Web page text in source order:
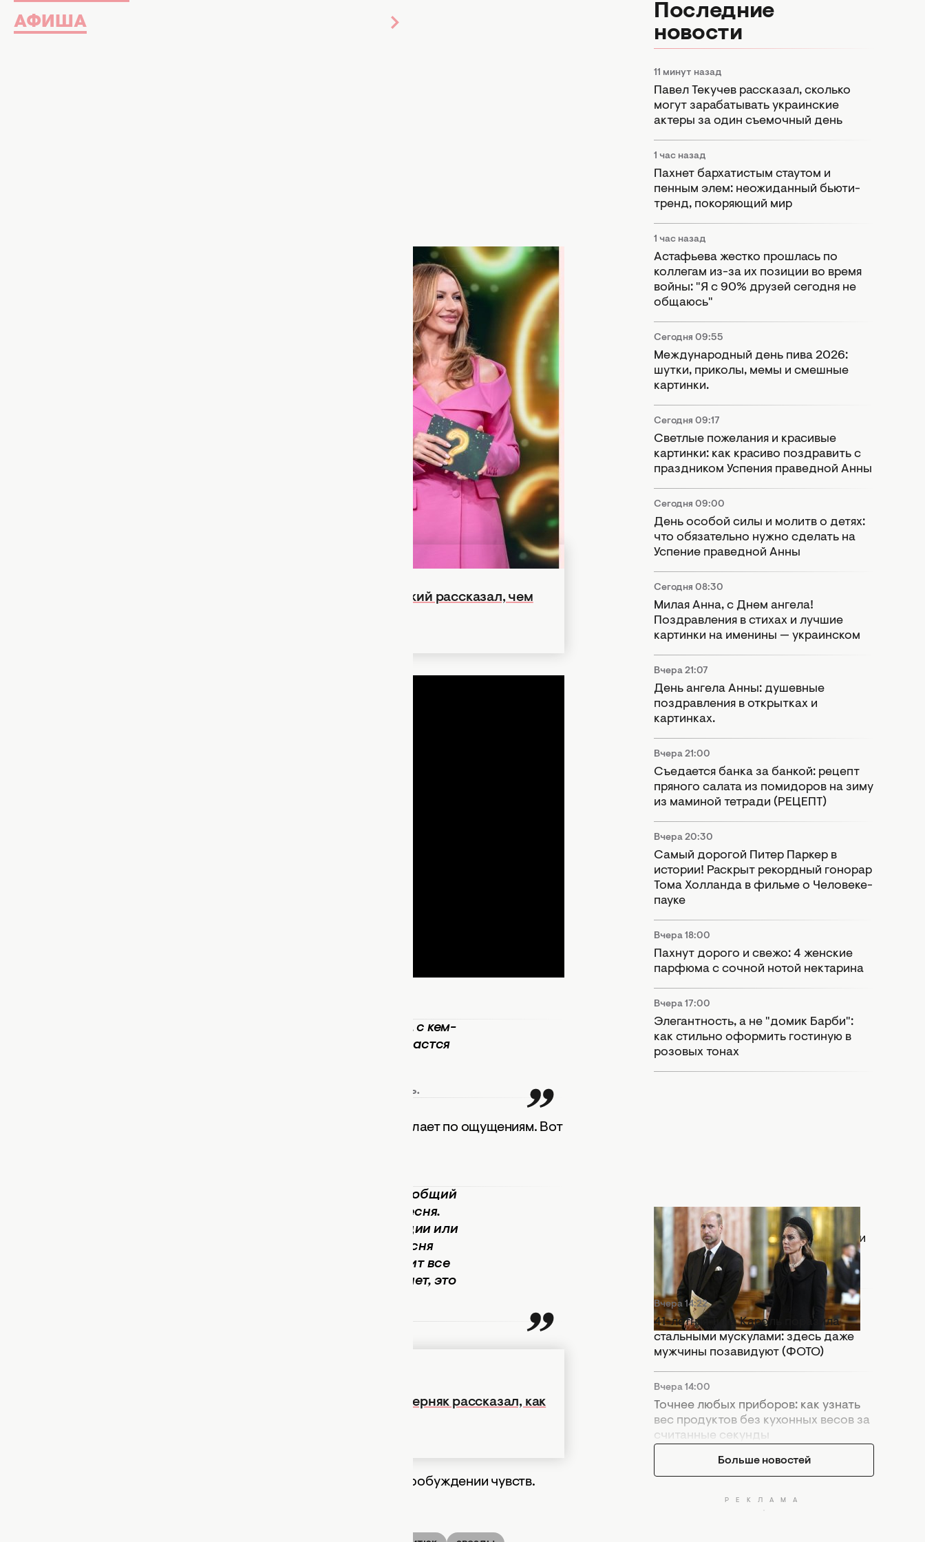
АФИША
Украинские певицы, принявшие участие в известном шоу Нового
канала, рассказали, как создаются совместные треки известных
В третьем выпуске интеллектуально-развлекательного шоу "єПитання на
Новому" примут участие украинские певицы: JAMALA, TAYANNA, Michelle
Andrade и SKYLERR. Им удалось поймать одну волну и круто проявить себя в
раундах игры. Это увидите в эфире Нового канала уже 20 марта в 20:00.
Глядя на химию между участницами, ведущая Леся Никитюк не могла не
спросить некоторых из них о возможных совместных работах в музыке. И
Игрушки, цветы и не только… Виталий Козловский рассказал, чем
Я обожаю коллаборацию с девушками. Так что, возможно, с кем-
то из тех, с кем сыграла в одной команде в шоу, что-то удастся
— смеясь, обратилась к ведущей Мишель.
А вот TAYANNA рассказала, что коллаборация она делает по ощущениям. Вот
Если чувствую, что мне хочется с этим артистом сделать общий
трек, то просто пишу напрямую: "Смотри, у меня есть песня.
Давай делать вместе!" Станет ли это хитом? Нет инструкции или
какого-нибудь предварительного ощущения, какая песня
залетит. Но я точно могу сказать, что каждый автор любит все
свои песни. Это как дети, знаете! А станет она хитом или нет, это
"Должны знать, что такое работа": Владимир Черняк рассказал, как
о пробуждении чувств.
Последние
новости
11 минут назад
Павел Текучев рассказал, сколько
могут зарабатывать украинские
актеры за один съемочный день
1 час назад
Пахнет бархатистым стаутом и
пенным элем: неожиданный бьюти-
тренд, покоряющий мир
1 час назад
Астафьева жестко прошлась по
коллегам из-за их позиции во время
войны: "Я с 90% друзей сегодня не
общаюсь"
Сегодня 09:55
Международный день пива 2026:
шутки, приколы, мемы и смешные
картинки.
Сегодня 09:17
Светлые пожелания и красивые
картинки: как красиво поздравить с
праздником Успения праведной Анны
Сегодня 09:00
День особой силы и молитв о детях:
что обязательно нужно сделать на
Успение праведной Анны
Сегодня 08:30
Милая Анна, с Днем ангела!
Поздравления в стихах и лучшие
картинки на именины — украинском
Вчера 21:07
День ангела Анны: душевные
поздравления в открытках и
картинках.
Вчера 21:00
Съедается банка за банкой: рецепт
пряного салата из помидоров на зиму
из маминой тетради (РЕЦЕПТ)
Вчера 20:30
Самый дорогой Питер Паркер в
истории! Раскрыт рекордный гонорар
Тома Холланда в фильме о Человеке-
пауке
Вчера 18:00
Пахнут дорого и свежо: 4 женские
парфюма с сочной нотой нектарина
Вчера 17:00
Элегантность, а не "домик Барби":
как стильно оформить гостиную в
розовых тонах
Вчера 15:55
Раскол в монархии: Кейт Миддлтон и
принц Уильям попали в громкий
скандал
Вчера 14:22
41-летняя Тина Кароль поразила
стальными мускулами: здесь даже
мужчины позавидуют (ФОТО)
Вчера 14:00
Точнее любых приборов: как узнать
вес продуктов без кухонных весов за
считанные секунды
Больше новостей